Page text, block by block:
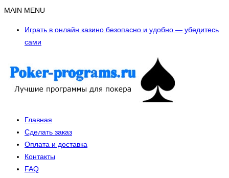
MAIN MENU
Играть в онлайн казино безопасно и удобно — убедитесь
сами
Главная
Сделать заказ
Оплата и доставка
Контакты
FAQ